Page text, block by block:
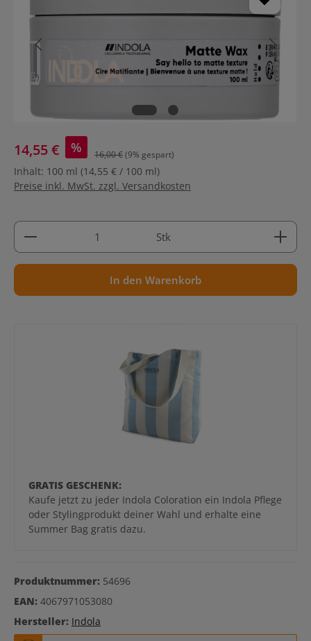
14,55 € % 16,00 €(9% gespart)
Inhalt: 100 ml (14,55 € / 100 ml)
Preise inkl. MwSt. zzgl. Versandkosten
Produkt Anzahl: Gib den gewünschten Wert ein
Stk
In den Warenkorb
GRATIS GESCHENK:
Kaufe jetzt zu jeder Indola Coloration ein Indola Pflege
oder Stylingprodukt deiner Wahl und erhalte eine
Summer Bag gratis dazu.
Produktnummer: 54696
EAN: 4067971053080
Hersteller: Indola